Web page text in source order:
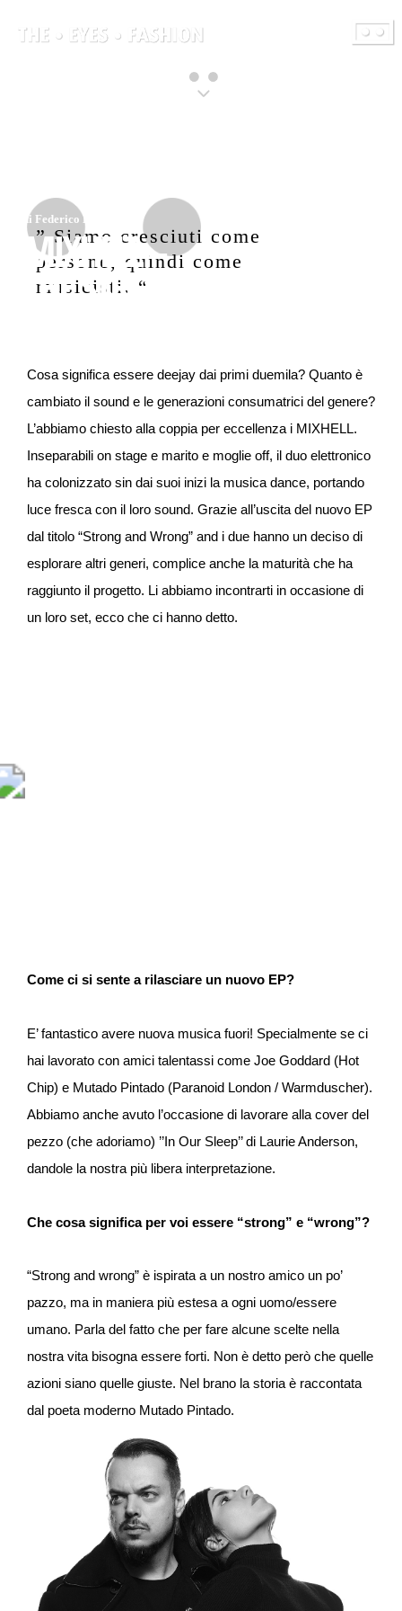
MIXHELL –
THE STRONGEST
di Federico Ledda
” Siamo cresciuti come
persone, quindi come
musicisti. “
Cosa significa essere deejay dai primi duemila? Quanto è
cambiato il sound e le generazioni consumatrici del genere?
L’abbiamo chiesto alla coppia per eccellenza i MIXHELL.
Inseparabili on stage e marito e moglie off, il duo elettronico
ha colonizzato sin dai suoi inizi la musica dance, portando
luce fresca con il loro sound. Grazie all’uscita del nuovo EP
dal titolo “Strong and Wrong” and i due hanno un deciso di
esplorare altri generi, complice anche la maturità che ha
raggiunto il progetto. Li abbiamo incontrarti in occasione di
un loro set, ecco che ci hanno detto.
Come ci si sente a rilasciare un nuovo EP?
E’ fantastico avere nuova musica fuori! Specialmente se ci
hai lavorato con amici talentassi come Joe Goddard (Hot
Chip) e Mutado Pintado (Paranoid London / Warmduscher).
Abbiamo anche avuto l’occasione di lavorare alla cover del
pezzo (che adoriamo) ’’In Our Sleep’’ di Laurie Anderson,
dandole la nostra più libera interpretazione.
Che cosa significa per voi essere “strong” e “wrong”?
“Strong and wrong” è ispirata a un nostro amico un po’
pazzo, ma in maniera più estesa a ogni uomo/essere
umano. Parla del fatto che per fare alcune scelte nella
nostra vita bisogna essere forti. Non è detto però che quelle
azioni siano quelle giuste. Nel brano la storia è raccontata
dal poeta moderno Mutado Pintado.